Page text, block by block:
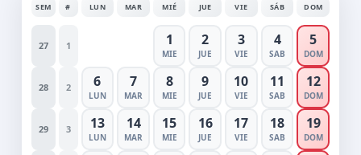
SEM # LUN MAR MIÉ JUE VIE SÁB DOM
27 1 1
MIE
2
JUE
3
VIE
4
SAB
5
DOM
28 2 6
LUN
7
MAR
8
MIE
9
JUE
10
VIE
11
SAB
12
DOM
29 3 13
LUN
14
MAR
15
MIE
16
JUE
17
VIE
18
SAB
19
DOM